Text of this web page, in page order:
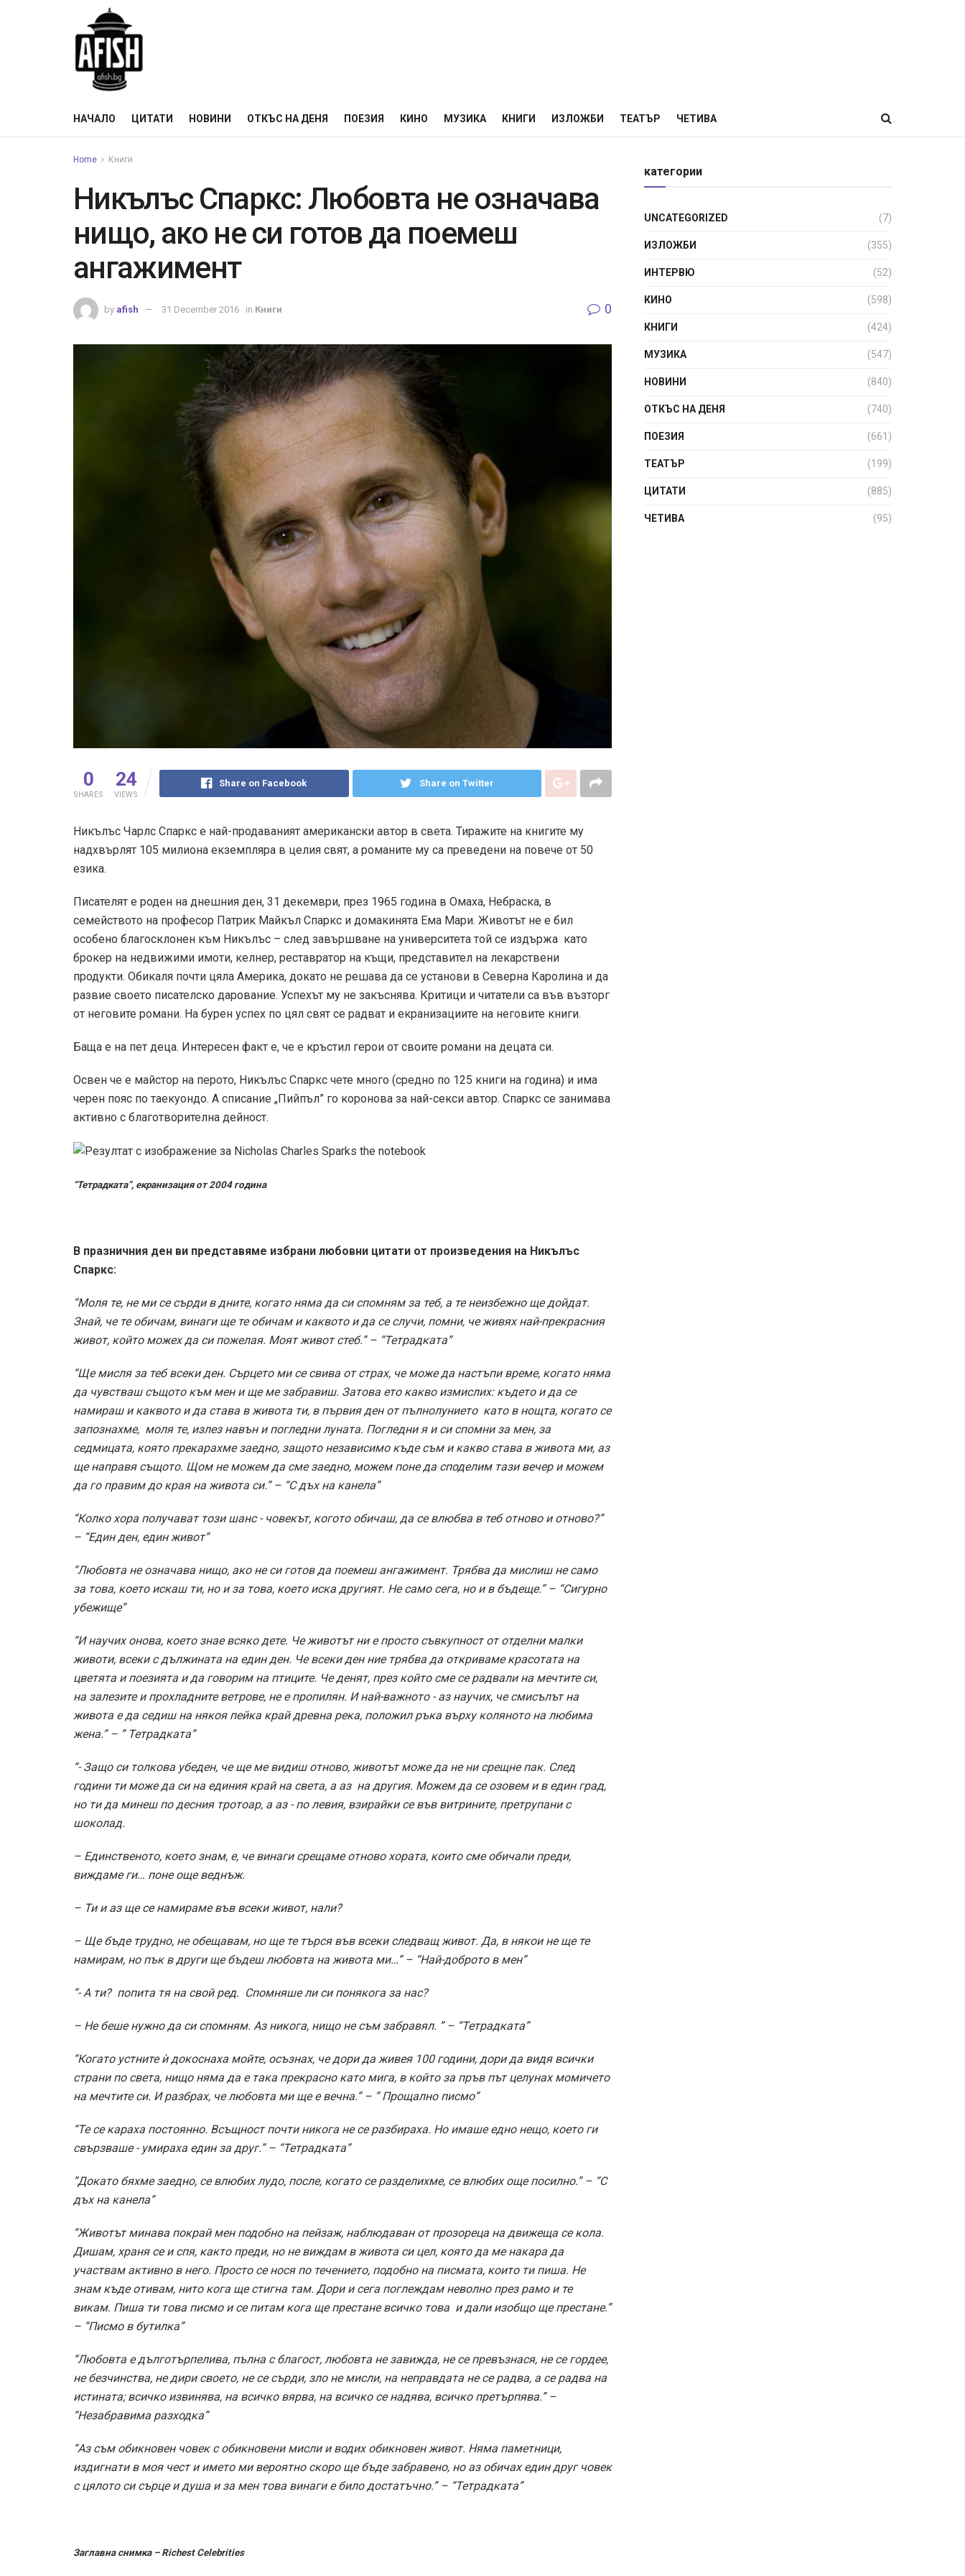
НАЧАЛО ЦИТАТИ НОВИНИ ОТКЪС НА ДЕНЯ ПОЕЗИЯ КИНО МУЗИКА КНИГИ ИЗЛОЖБИ ТЕАТЪР ЧЕТИВА
Home Книги
Никълъс Спаркс: Любовта не означава
нищо, ако не си готов да поемеш
ангажимент
by afish 31 December 2016 in Книги 0
0
SHARES
24
VIEWS
Share on Facebook Share on Twitter
Никълъс Чарлс Спаркс е най-продаваният американски автор в света. Тиражите на книгите му
надхвърлят 105 милиона екземпляра в целия свят, а романите му са преведени на повече от 50
езика.
Писателят е роден на днешния ден, 31 декември, през 1965 година в Омаха, Небраска, в
семейството на професор Патрик Майкъл Спаркс и домакинята Ема Мари. Животът не е бил
особено благосклонен към Никълъс – след завършване на университета той се издържа като
брокер на недвижими имоти, келнер, реставратор на къщи, представител на лекарствени
продукти. Обикаля почти цяла Америка, докато не решава да се установи в Северна Каролина и да
развие своето писателско дарование. Успехът му не закъснява. Критици и читатели са във възторг
от неговите романи. На бурен успех по цял свят се радват и екранизациите на неговите книги.
Баща е на пет деца. Интересен факт е, че е кръстил герои от своите романи на децата си.
Освен че е майстор на перото, Никълъс Спаркс чете много (средно по 125 книги на година) и има
черен пояс по таeкуондо. А списание „Пийпъл” го коронова за най-секси автор. Спаркс се занимава
активно с благотворителна дейност.
“Тетрадката”, екранизация от 2004 година
В празничния ден ви представяме избрани любовни цитати от произведения на Никълъс
Спаркс:
“Моля те, не ми се сърди в дните, когато няма да си спомням за теб, а те неизбежно ще дойдат.
Знай, че те обичам, винаги ще те обичам и каквото и да се случи, помни, че живях най­-прекрасния
живот, който можех да си пожелая. Моят живот стеб.” – “Тетрадката”
“Ще мисля за теб всеки ден. Сърцето ми се свива от страх, че може да настъпи време, когато няма
да чувстваш същото към мен и ще ме забравиш. Затова ето какво измислих: където и да се
намираш и каквото и да става в живота ти, в първия ден от пълнолунието ­ като в нощта, когато се
запознахме, ­ моля те, излез навън и погледни луната. Погледни я и си спомни за мен, за
седмицата, която прекарахме заедно, защото независимо къде съм и какво става в живота ми, аз
ще направя същото. Щом не можем да сме заедно, можем поне да споделим тази вечер и можем
да го правим до края на живота си.” – “С дъх на канела”
“Колко хора получават този шанс -­ човекът, когото обичаш, да се влюбва в теб отново и отново?”
– “Един ден, един живот”
“Любовта не означава нищо, ако не си готов да поемеш ангажимент. Трябва да мислиш не само
за това, което искаш ти, но и за това, което иска другият. Не само сега, но и в бъдеще.” – “Сигурно
убежище”
“И научих онова, което знае всяко дете. Че животът ни е просто съвкупност от отделни малки
животи, всеки с дължината на един ден. Че всеки ден ние трябва да откриваме красотата на
цветята и поезията и да говорим на птиците. Че денят, през който сме се радвали на мечтите си,
на залезите и прохладните ветрове, не е пропилян. И най-­важното -­ аз научих, че смисълът на
живота е да седиш на някоя пейка край древна река, положил ръка върху коляното на любима
жена.” – ” Тетрадката”
“- Защо си толкова убеден, че ще ме видиш отново, животът може да не ни срещне пак. След
години ти може да си на единия край на света, а аз ­ на другия. Можем да се озовем и в един град,
но ти да минеш по десния тротоар, а аз -­ по левия, взирайки се във витрините, претрупани с
шоколад.
– Единственото, което знам, е, че винаги срещаме отново хората, които сме обичали преди,
виждаме ги… поне още веднъж.
– Ти и аз ще се намираме във всеки живот, нали?
– Ще бъде трудно, не обещавам, но ще те търся във всеки следващ живот. Да, в някои не ще те
намирам, но пък в други ще бъдеш любовта на живота ми…” – “Най-­доброто в мен”
“-­ А ти? ­ попита тя на свой ред. ­ Спомняше ли си понякога за нас?
– Не беше нужно да си спомням. Аз никога, нищо не съм забравял. ” – “Тетрадката”
“Когато устните ѝ докоснаха мойте, осъзнах, че дори да живея 100 години, дори да видя всички
страни по света, нищо няма да е така прекрасно като мига, в който за пръв път целунах момичето
на мечтите си. И разбрах, че любовта ми ще е вечна.” – ” Прощално писмо”
“Те се караха постоянно. Всъщност почти никога не се разбираха. Но имаше едно нещо, което ги
свързваше -­ умираха един за друг.” – “Тетрадката”
”Докато бяхме заедно, се влюбих лудо, после, когато се разделихме, се влюбих още по­силно.” – “С
дъх на канела”
“Животът минава покрай мен подобно на пейзаж, наблюдаван от прозореца на движеща се кола.
Дишам, храня се и спя, както преди, но не виждам в живота си цел, която да ме накара да
участвам активно в него. Просто се нося по течението, подобно на писмата, които ти пиша. Не
знам къде отивам, нито кога ще стигна там. Дори и сега поглеждам неволно през рамо и те
викам. Пиша ти това писмо и се питам кога ще престане всичко това ­ и дали изобщо ще престане.”
– “Писмо в бутилка”
“Любовта е дълготърпелива, пълна с благост, любовта не завижда, не се превъзнася, не се гордее,
не безчинства, не дири своето, не се сърди, зло не мисли, на неправдата не се радва, а се радва на
истината; всичко извинява, на всичко вярва, на всичко се надява, всичко претърпява.” –
“Незабравима разходка”
“Аз съм обикновен човек с обикновени мисли и водих обикновен живот. Няма паметници,
издигнати в моя чест и името ми вероятно скоро ще бъде забравено, но аз обичах един друг човек
с цялото си сърце и душа и за мен това винаги е било достатъчно.” – “Тетрадката”
Заглавна снимка – Richest Celebrities
категории
UNCATEGORIZED (7)
ИЗЛОЖБИ (355)
ИНТЕРВЮ (52)
КИНО (598)
КНИГИ (424)
МУЗИКА (547)
НОВИНИ (840)
ОТКЪС НА ДЕНЯ (740)
ПОЕЗИЯ (661)
ТЕАТЪР (199)
ЦИТАТИ (885)
ЧЕТИВА (95)